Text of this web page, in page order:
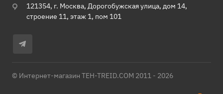
121354, г. Москва, Дорогобужская улица, дом 14,
строение 11, этаж 1, пом 101
© Интернет-магазин TEH-TREID.COM 2011 - 2026